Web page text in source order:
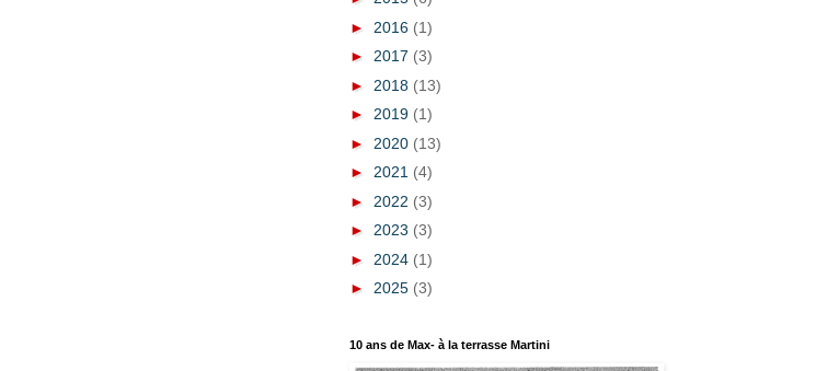
► 2016 (1)
► 2017 (3)
► 2018 (13)
► 2019 (1)
► 2020 (13)
► 2021 (4)
► 2022 (3)
► 2023 (3)
► 2024 (1)
► 2025 (3)
10 ans de Max- à la terrasse Martini